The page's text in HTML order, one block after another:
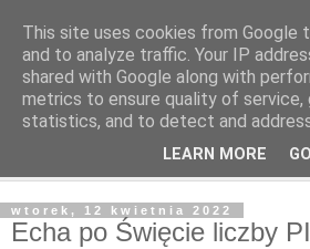
wtorek, 12 kwietnia 2022
Echa po Święcie liczby
This site uses cookies from Google
and to analyze traffic. Your IP
shared with Google along with
metrics to ensure quality of service,
statistics, and to detect and
LEARN MORE